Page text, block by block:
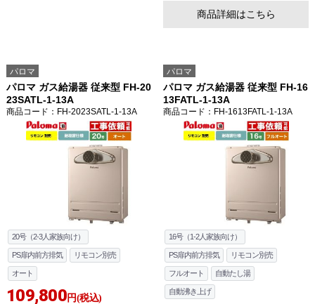
商品詳細はこちら
パロマ
パロマ ガス給湯器 従来型 FH-20
23SATL-1-13A
商品コード ：FH-2023SATL-1-13A
20号（2-3人家族向け）
PS扉内前方排気 リモコン別売
オート
109,800円(税込)
パロマ
パロマ ガス給湯器 従来型 FH-16
13FATL-1-13A
商品コード ：FH-1613FATL-1-13A
16号（1-2人家族向け）
PS扉内前方排気 リモコン別売
フルオート 自動たし湯
自動沸き上げ